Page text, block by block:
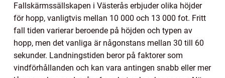
Fallskärmssällskapen i Västerås erbjuder olika höjder
för hopp, vanligtvis mellan 10 000 och 13 000 fot. Fritt
fall tiden varierar beroende på höjden och typen av
hopp, men det vanliga är någonstans mellan 30 till 60
sekunder. Landningstiden beror på faktorer som
vindförhållanden och kan vara antingen snabb eller mer